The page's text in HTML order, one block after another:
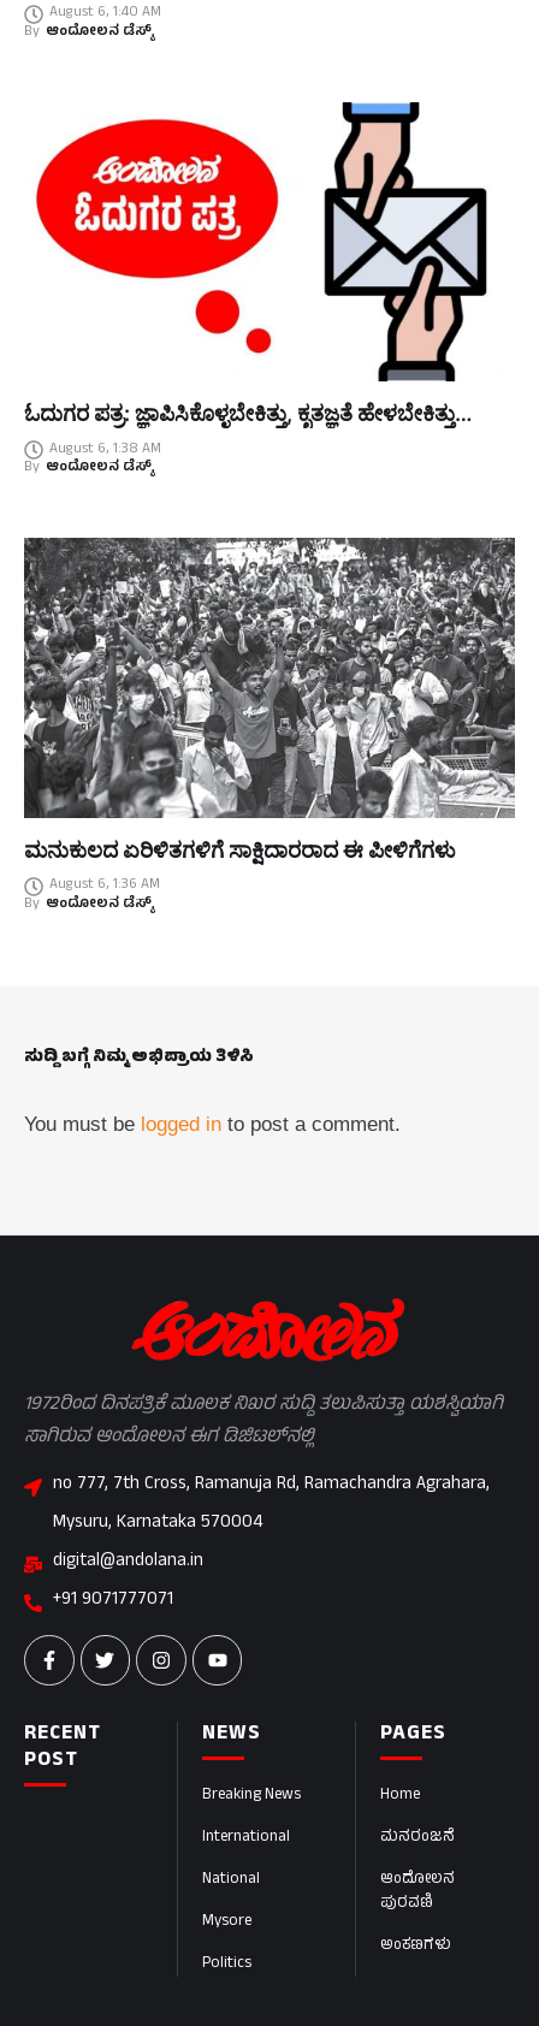
August 6, 1:40 AM
By ಆಂದೋಲನ ಡೆಸ್ಕ್
ಓದುಗರ ಪತ್ರ: ಜ್ಞಾಪಿಸಿಕೊಳ್ಳಬೇಕಿತ್ತು, ಕೃತಜ್ಞತೆ ಹೇಳಬೇಕಿತ್ತು…
August 6, 1:38 AM
By ಆಂದೋಲನ ಡೆಸ್ಕ್
ಮನುಕುಲದ ಏರಿಳಿತಗಳಿಗೆ ಸಾಕ್ಷಿದಾರರಾದ ಈ ಪೀಳಿಗೆಗಳು
August 6, 1:36 AM
By ಆಂದೋಲನ ಡೆಸ್ಕ್
ಸುದ್ದಿ ಬಗ್ಗೆ ನಿಮ್ಮ ಅಭಿಪ್ರಾಯ ತಿಳಿಸಿ
You must be logged in to post a comment.
PAGES
Home
ಮನರಂಜನೆ
ಆಂದೋಲನ
ಪುರವಣಿ
ಅಂಕಣಗಳು
NEWS
Breaking News
International
National
Mysore
Politics
RECENT
POST
1972ರಿಂದ ದಿನಪತ್ರಿಕೆ ಮೂಲಕ ನಿಖರ ಸುದ್ದಿ ತಲುಪಿಸುತ್ತಾ ಯಶಸ್ವಿಯಾಗಿ
ಸಾಗಿರುವ ಆಂದೋಲನ ಈಗ ಡಿಜಿಟಲ್‌ನಲ್ಲಿ
no 777, 7th Cross, Ramanuja Rd, Ramachandra Agrahara,
Mysuru, Karnataka 570004
digital@andolana.in
+91 9071777071